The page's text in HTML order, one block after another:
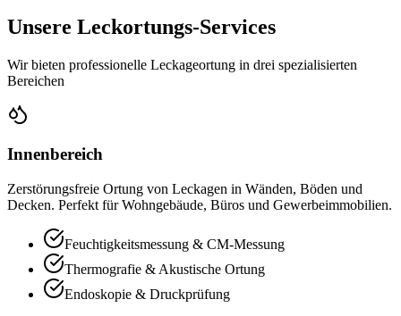
Unsere Leckortungs-Services
Wir bieten professionelle Leckageortung in drei spezialisierten
Bereichen
Innenbereich
Zerstörungsfreie Ortung von Leckagen in Wänden, Böden und
Decken. Perfekt für Wohngebäude, Büros und Gewerbeimmobilien.
Feuchtigkeitsmessung & CM-Messung
Thermografie & Akustische Ortung
Endoskopie & Druckprüfung